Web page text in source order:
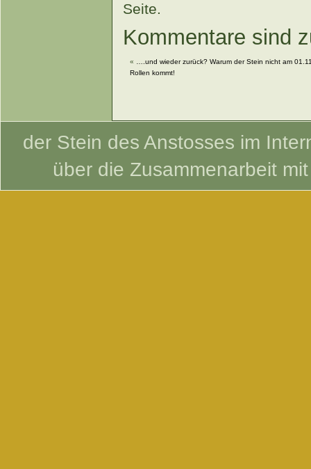
Seite.
Kommentare sind
«
….und wieder zurück? Warum der Stein nicht am
Rollen kommt!
der Stein des Anstosses im
über die Zusammenarbeit